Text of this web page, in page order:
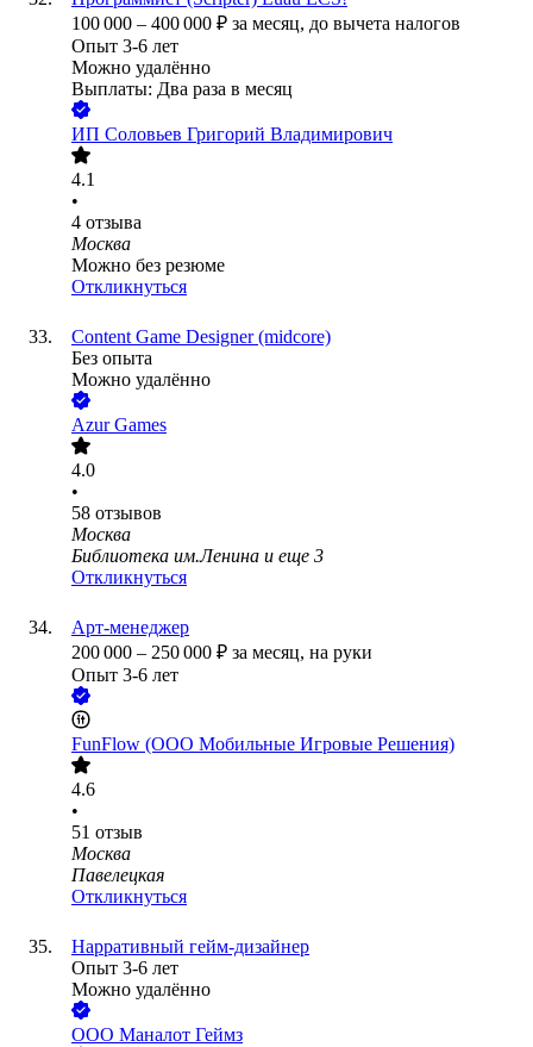
100 000 – 400 000 ₽ за месяц, до вычета налогов
Опыт 3-6 лет
Можно удалённо
Выплаты: Два раза в месяц
ИП Соловьев Григорий Владимирович
4.1
•
4 отзыва
Москва
Можно без резюме
Откликнуться
Content Game Designer (midcore)
Без опыта
Можно удалённо
Azur Games
4.0
•
58 отзывов
Москва
Библиотека им.Ленина и еще 3
Откликнуться
Арт-менеджер
200 000 – 250 000 ₽ за месяц, на руки
Опыт 3-6 лет
FunFlow (ООО Мобильные Игровые Решения)
4.6
•
51 отзыв
Москва
Павелецкая
Откликнуться
Нарративный гейм-дизайнер
Опыт 3-6 лет
Можно удалённо
ООО Маналот Геймз